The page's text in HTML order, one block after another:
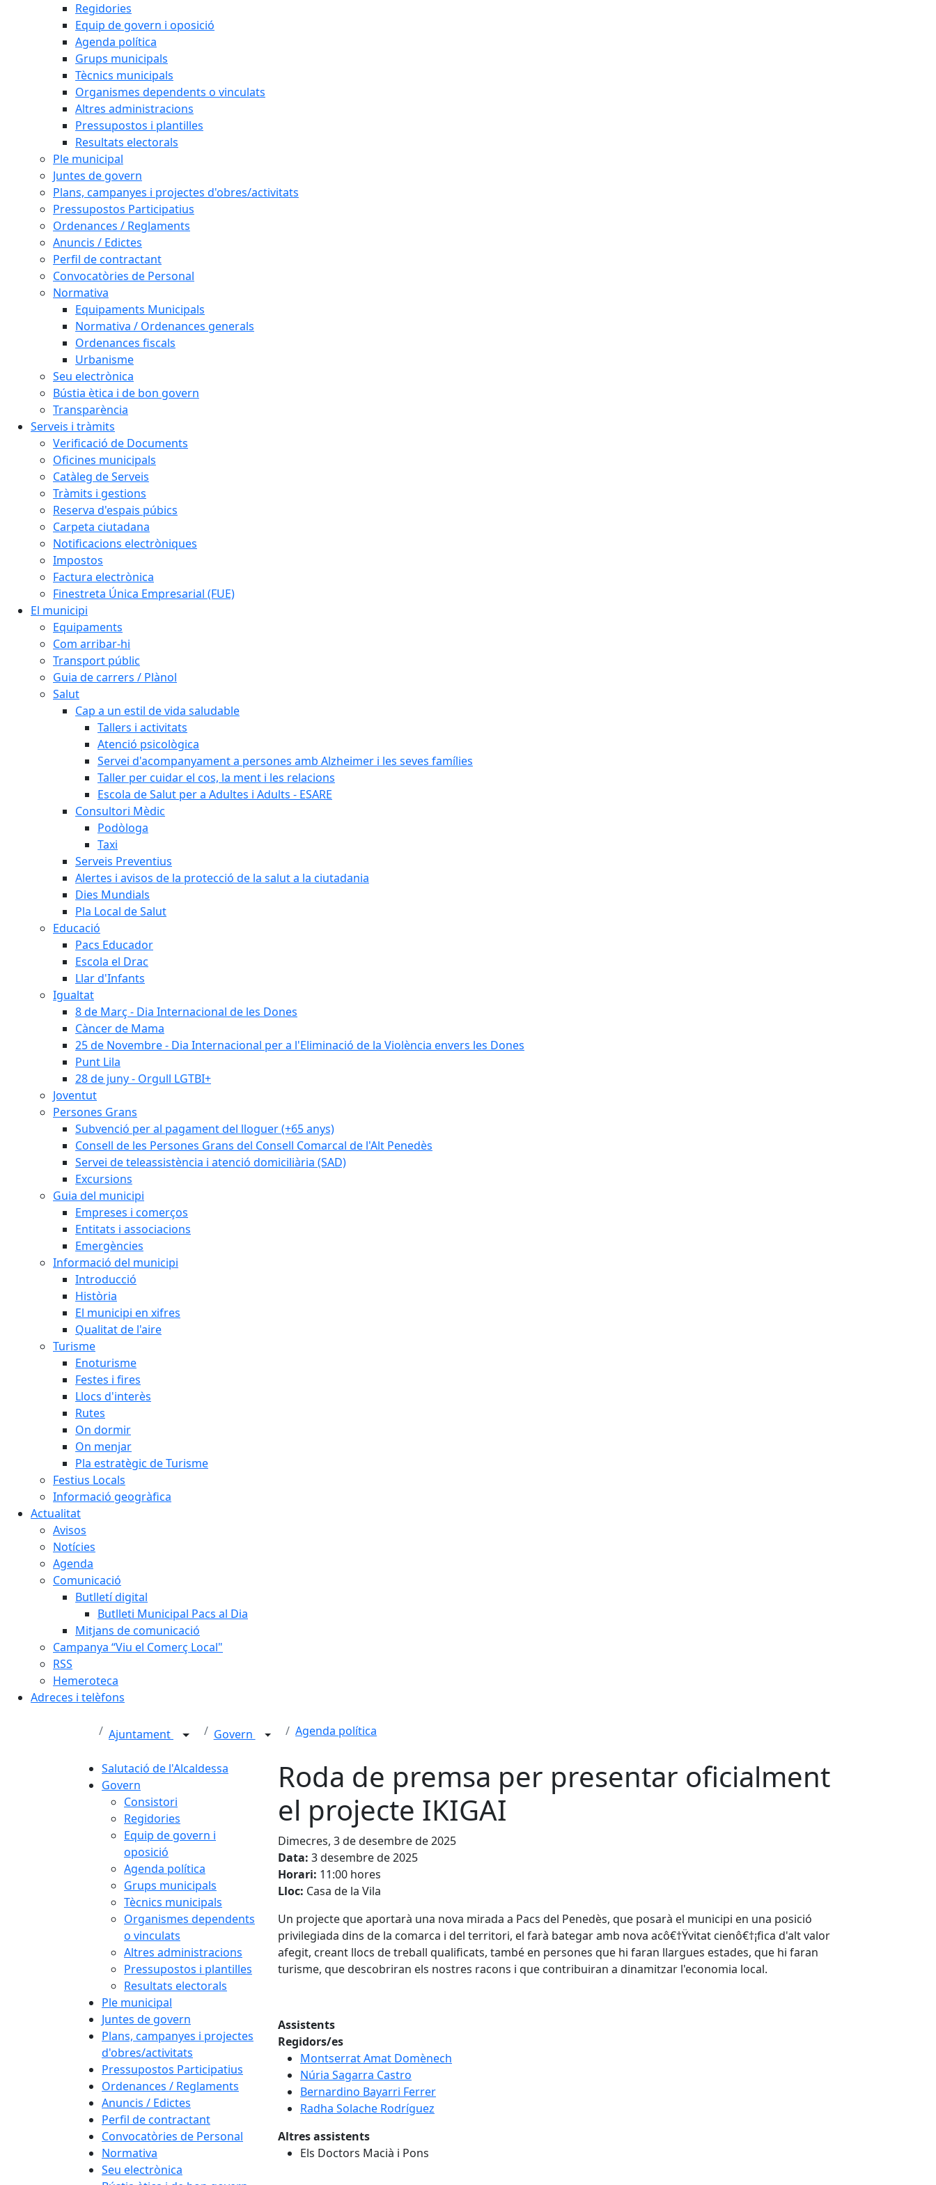
Regidories
Equip de govern i oposició
Agenda política
Grups municipals
Tècnics municipals
Organismes dependents o vinculats
Altres administracions
Pressupostos i plantilles
Resultats electorals
Ple municipal
Juntes de govern
Plans, campanyes i projectes d'obres/activitats
Pressupostos Participatius
Ordenances / Reglaments
Anuncis / Edictes
Perfil de contractant
Convocatòries de Personal
Normativa
Equipaments Municipals
Normativa / Ordenances generals
Ordenances fiscals
Urbanisme
Seu electrònica
Bústia ètica i de bon govern
Transparència
Serveis i tràmits
Verificació de Documents
Oficines municipals
Catàleg de Serveis
Tràmits i gestions
Reserva d'espais púbics
Carpeta ciutadana
Notificacions electròniques
Impostos
Factura electrònica
Finestreta Única Empresarial (FUE)
El municipi
Equipaments
Com arribar-hi
Transport públic
Guia de carrers / Plànol
Salut
Cap a un estil de vida saludable
Tallers i activitats
Atenció psicològica
Servei d'acompanyament a persones amb Alzheimer i les seves famílies
Taller per cuidar el cos, la ment i les relacions
Escola de Salut per a Adultes i Adults - ESARE
Consultori Mèdic
Podòloga
Taxi
Serveis Preventius
Alertes i avisos de la protecció de la salut a la ciutadania
Dies Mundials
Pla Local de Salut
Educació
Pacs Educador
Escola el Drac
Llar d'Infants
Igualtat
8 de Març - Dia Internacional de les Dones
Càncer de Mama
25 de Novembre - Dia Internacional per a l'Eliminació de la Violència envers les Dones
Punt Lila
28 de juny - Orgull LGTBI+
Joventut
Persones Grans
Subvenció per al pagament del lloguer (+65 anys)
Consell de les Persones Grans del Consell Comarcal de l'Alt Penedès
Servei de teleassistència i atenció domiciliària (SAD)
Excursions
Guia del municipi
Empreses i comerços
Entitats i associacions
Emergències
Informació del municipi
Introducció
Història
El municipi en xifres
Qualitat de l'aire
Turisme
Enoturisme
Festes i fires
Llocs d'interès
Rutes
On dormir
On menjar
Pla estratègic de Turisme
Festius Locals
Informació geogràfica
Actualitat
Avisos
Notícies
Agenda
Comunicació
Butlletí digital
Butlleti Municipal Pacs al Dia
Mitjans de comunicació
Campanya “Viu el Comerç Local"
RSS
Hemeroteca
Adreces i telèfons
Ajuntament Govern Agenda política
Salutació de l'Alcaldessa
Govern
Consistori
Regidories
Equip de govern i
oposició
Agenda política
Grups municipals
Tècnics municipals
Organismes dependents
o vinculats
Altres administracions
Pressupostos i plantilles
Resultats electorals
Ple municipal
Juntes de govern
Plans, campanyes i projectes
d'obres/activitats
Pressupostos Participatius
Ordenances / Reglaments
Anuncis / Edictes
Perfil de contractant
Convocatòries de Personal
Normativa
Seu electrònica
Roda de premsa per presentar oficialment
el projecte IKIGAI
Dimecres, 3 de desembre de 2025
Data: 3 desembre de 2025
Horari: 11:00 hores
Lloc: Casa de la Vila
Un projecte que aportarà una nova mirada a Pacs del Penedès, que posarà el municipi en una posició
privilegiada dins de la comarca i del territori, el farà bategar amb nova acô€†Ÿvitat cienô€†¡fica d'alt valor
afegit, creant llocs de treball qualificats, també en persones que hi faran llargues estades, que hi faran
turisme, que descobriran els nostres racons i que contribuiran a dinamitzar l'economia local.
Assistents
Regidors/es
Montserrat Amat Domènech
Núria Sagarra Castro
Bernardino Bayarri Ferrer
Radha Solache Rodríguez
Altres assistents
Els Doctors Macià i Pons